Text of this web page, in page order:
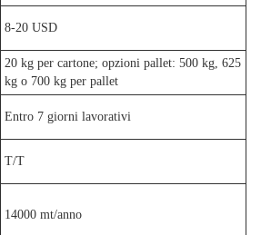
8-20 USD
20 kg per cartone; opzioni pallet: 500 kg, 625
kg o 700 kg per pallet
Entro 7 giorni lavorativi
T/T
14000 mt/anno